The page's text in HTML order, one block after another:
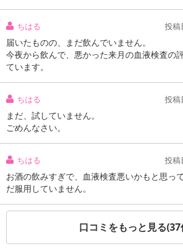
ちはる 投稿
届いたものの、まだ飲んでいません。
今夜から飲んで、悪かった来月の血液検査の
ています。
ちはる 投稿
まだ、試していません。
ごめんなさい。
ちはる 投稿
お酒の飲みすぎで、血液検査悪いかもと思っ
だ服用していません。
口コミをもっと見る(37